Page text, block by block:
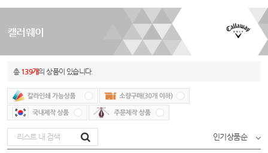
캘러웨이
총 139개의 상품이 있습니다.
인기상품순